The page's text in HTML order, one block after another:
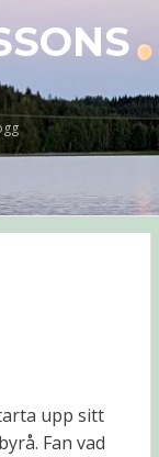
upp sitt
Fan vad